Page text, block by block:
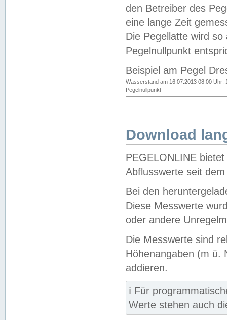
den Betreiber des
eine lange Zeit
Die Pegellatte wird
Pegelnullpunkt
Beispiel am Pegel
Wasserstand am 16.07.2013 08:00 Uhr:
Pegelnullpunkt
Download
PEGELONLINE
Abflusswerte seit
Bei den
Diese Messwerte
oder andere
Die Messwerte sind
Höhenangaben (m ü.
addieren.
ℹ️ Für
Werte stehen auch